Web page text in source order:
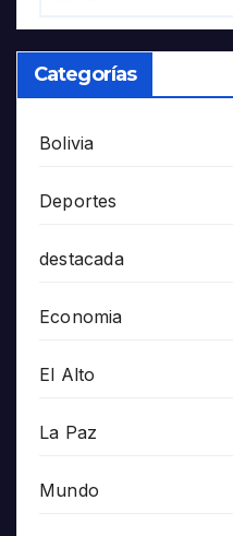
Categorías
Bolivia
Deportes
destacada
Economia
El Alto
La Paz
Mundo